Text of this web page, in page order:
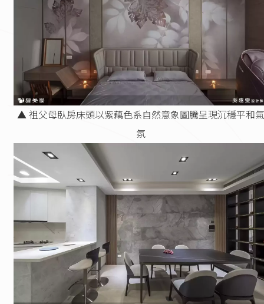
▲ 祖父母臥房床頭以紫藕色系自然意象圖騰呈現沉穩平和氣
氛